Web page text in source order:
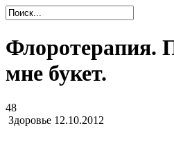
Флоротерапия.
мне букет.
48
Здоровье 12.10.2012